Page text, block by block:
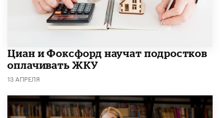
Циан и Фоксфорд научат подростков
оплачивать ЖКУ
13 АПРЕЛЯ